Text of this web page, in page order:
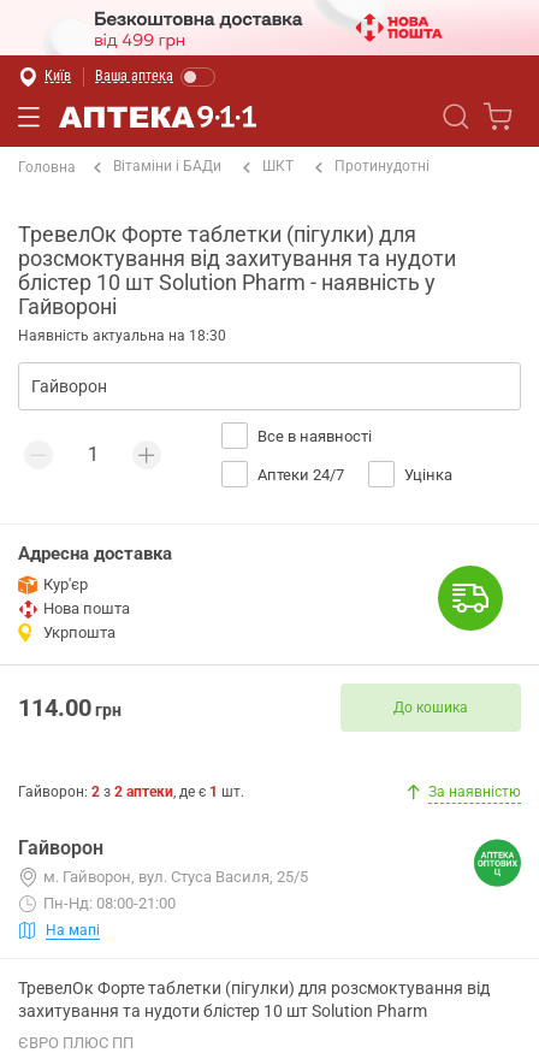
Київ Ваша аптека
Головна Вітаміни і БАДи ШКТ Протинудотні
ТревелОк Форте таблетки (пігулки) для
розсмоктування від захитування та нудоти
блістер 10 шт Solution Pharm - наявність у
Гайвороні
Наявність актуальна на 18:30
Все в наявності
Аптеки 24/7 Уцінка
Адресна доставка
Кур'єр
Нова пошта
Укрпошта
114.00грн До кошика
Гайворон: 2 з 2 аптеки, де є 1 шт. За наявністю
Гайворон
м. Гайворон, вул. Стуса Василя, 25/5
Пн-Нд: 08:00-21:00
На мапі
ТревелОк Форте таблетки (пігулки) для розсмоктування від
захитування та нудоти блістер 10 шт Solution Pharm
ЄВРО ПЛЮС ПП